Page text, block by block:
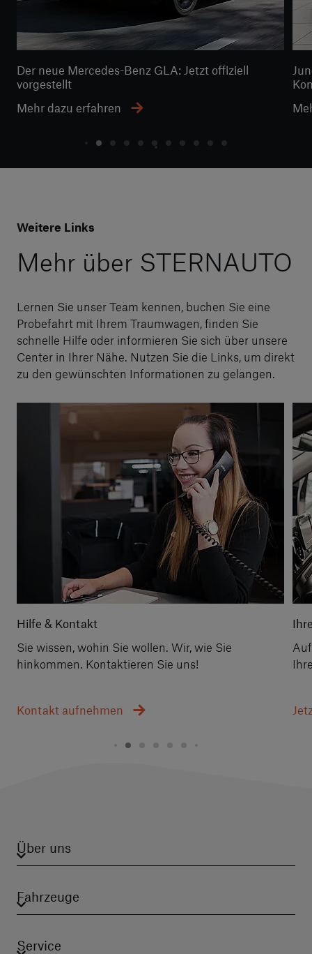
Der neue Mercedes-Benz GLA: Jetzt offiziell
vorgestellt
Mehr dazu erfahren
Weitere Links
Mehr über STERNAUTO
Lernen Sie unser Team kennen, buchen Sie eine
Probefahrt mit Ihrem Traumwagen, finden Sie
schnelle Hilfe oder informieren Sie sich über unsere
Center in Ihrer Nähe. Nutzen Sie die Links, um direkt
zu den gewünschten Informationen zu gelangen.
Hilfe & Kontakt
Sie wissen, wohin Sie wollen. Wir, wie Sie
hinkommen. Kontaktieren Sie uns!
Kontakt aufnehmen
Über uns
Fahrzeuge
Service